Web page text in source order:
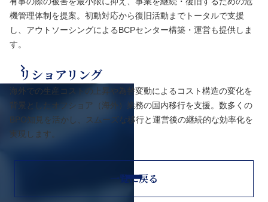
機管理体制を提案。初動対応から復旧活動までトータルで支援
し、アウトソーシングによるBCPセンター構築・運営も提供しま
す。
リショアリング
海外での生産コストの上昇や為替変動によるコスト構造の変化を
背景としたオフショア（海外）業務の国内移行を支援。数多くの
BPO知見を活かし、スムーズな移行と運営後の継続的な効率化を
実現します。
一覧に戻る